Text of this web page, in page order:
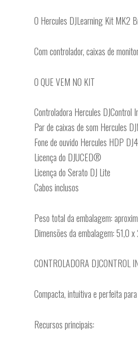
O Hercules DJLearning Kit MK2
Com controlador, caixas de
O QUE VEM NO KIT
Controladora Hercules DJControl
Par de caixas de som Hercules
Fone de ouvido Hercules HDP
Licença do DJUCED®
Licença do Serato DJ Lite
Cabos inclusos
Peso total da embalagem:
Dimensões da embalagem: 51,0
CONTROLADORA DJCONTROL
Compacta, intuitiva e perfeita
Recursos principais: